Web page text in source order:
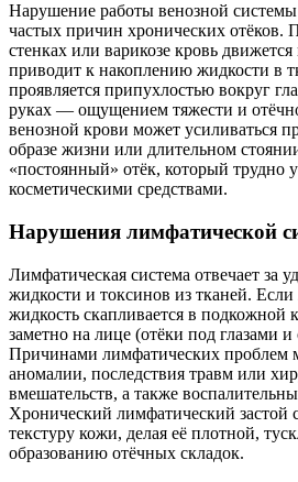
Нарушение работы венозной
частых причин хронических отёков.
стенках или варикозе кровь
приводит к накоплению жидкости в
проявляется припухлостью вокруг
руках — ощущением тяжести и
венозной крови может усиливаться
образе жизни или длительном
«постоянный» отёк, который трудно
косметическими средствами.
Нарушения лимфатической
Лимфатическая система отвечает за
жидкости и токсинов из тканей.
жидкость скапливается в подкожной
заметно на лице (отёки под глазами
Причинами лимфатических проблем
аномалии, последствия травм или
вмешательств, а также
Хронический лимфатический застой
текстуру кожи, делая её плотной,
образованию отёчных складок.